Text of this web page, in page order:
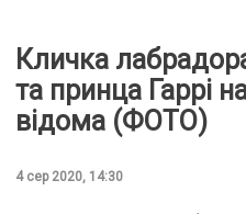
Кличка
та принца Гаррі
відома (ФОТО)
4 сер 2020, 14:30